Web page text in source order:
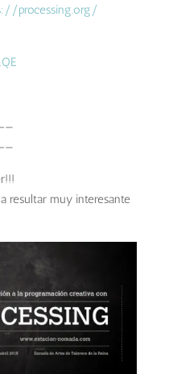
processing.org/
—
—
resultar muy interesante